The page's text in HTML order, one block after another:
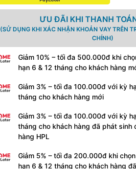
ƯU ĐÃI KHI THANH
(SỬ DỤNG KHI XÁC NHẬN KHOẢN VAY TRÊN
CHÍNH)
Giảm 10% – tối đa 500.000đ khi
hạn 6 & 12 tháng cho khách hàng
Giảm 3% – tối đa 100.000đ với kỳ
tháng cho khách hàng mới
Giảm 3% – tối đa 100.000đ với kỳ
tháng cho khách hàng đã phát sinh
hàng HPL
Giảm 5% – tối đa 200.000đ khi
hạn 6 & 12 tháng cho khách hàng đã